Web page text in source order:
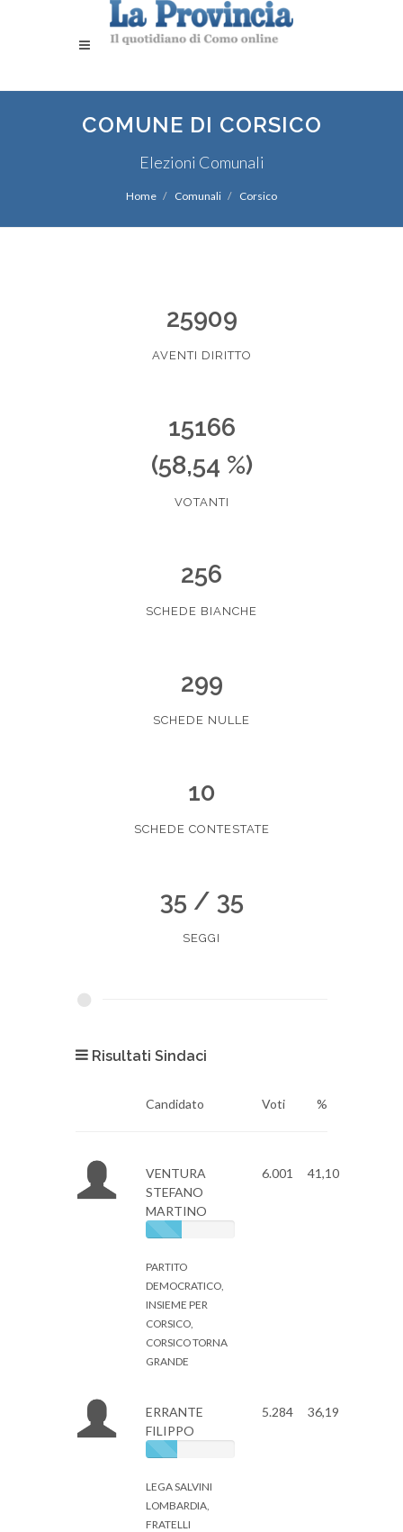
COMUNE DI CORSICO
Elezioni Comunali
Home Comunali Corsico
25909
AVENTI DIRITTO
15166
(58,54 %)
VOTANTI
256
SCHEDE BIANCHE
299
SCHEDE NULLE
10
SCHEDE CONTESTATE
35 / 35
SEGGI
Risultati Sindaci
Candidato Voti %
VENTURA
STEFANO
MARTINO
PARTITO
DEMOCRATICO,
INSIEME PER
CORSICO,
CORSICO TORNA
GRANDE
6.001 41,10
ERRANTE
FILIPPO
LEGA SALVINI
LOMBARDIA,
FRATELLI
5.284 36,19